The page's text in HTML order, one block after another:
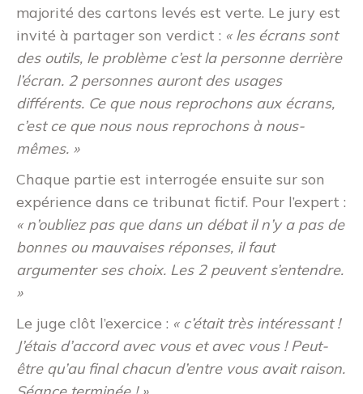
majorité des cartons levés est verte. Le jury est
invité à partager son verdict : « les écrans sont
des outils, le problème c’est la personne derrière
l’écran. 2 personnes auront des usages
différents. Ce que nous reprochons aux écrans,
c’est ce que nous nous reprochons à nous-
mêmes. »
Chaque partie est interrogée ensuite sur son
expérience dans ce tribunat fictif. Pour l’expert :
« n’oubliez pas que dans un débat il n’y a pas de
bonnes ou mauvaises réponses, il faut
argumenter ses choix. Les 2 peuvent s’entendre.
»
Le juge clôt l’exercice : « c’était très intéressant !
J’étais d’accord avec vous et avec vous ! Peut-
être qu’au final chacun d’entre vous avait raison.